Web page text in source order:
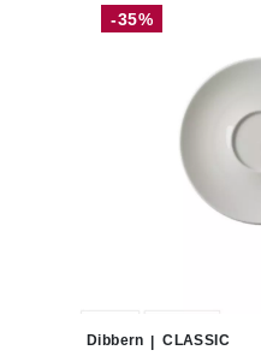
-35%
Dibbern CLASSIC